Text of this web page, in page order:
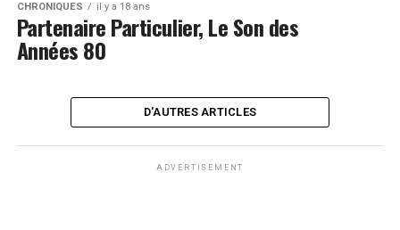
CHRONIQUES il y a 18 ans
Partenaire Particulier, Le Son des
Années 80
D'AUTRES ARTICLES
ADVERTISEMENT